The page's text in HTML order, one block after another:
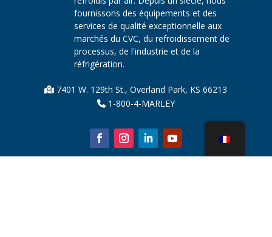
fournissons des équipements et des
services de qualité exceptionnelle aux
marchés du CVC, du refroidissement de
processus, de l'industrie et de la
réfrigération.
7401 W. 129th St., Overland Park, KS 66213
1-800-4-MARLEY